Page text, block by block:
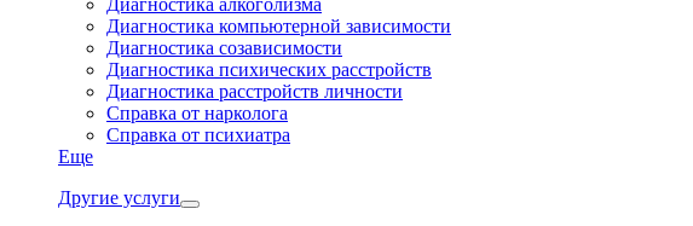
Диагностика компьютерной зависимости
Диагностика созависимости
Диагностика психических расстройств
Диагностика расстройств личности
Справка от нарколога
Справка от психиатра
Еще
Другие услуги